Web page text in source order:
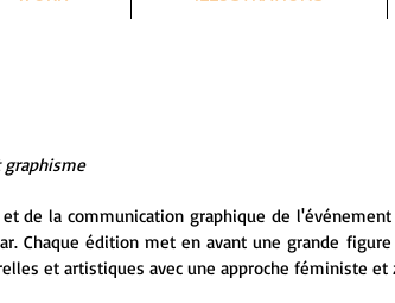
de la communication graphique de
Chaque édition met en avant une grande
et artistiques avec une approche féministe et